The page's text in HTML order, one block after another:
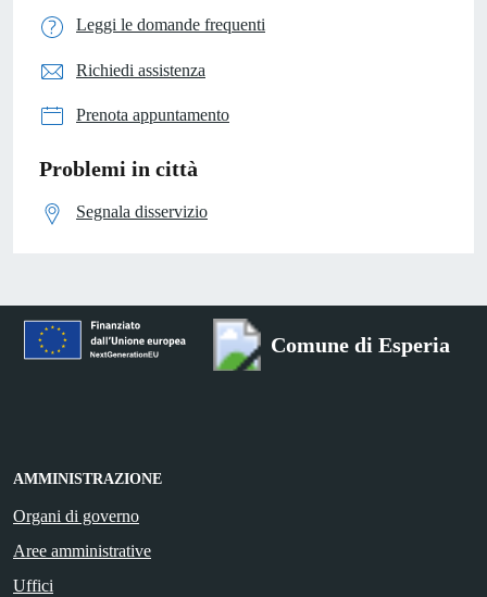
Leggi le domande frequenti
Richiedi assistenza
Prenota appuntamento
Problemi in città
Segnala disservizio
Comune di Esperia
AMMINISTRAZIONE
Organi di governo
Aree amministrative
Uffici